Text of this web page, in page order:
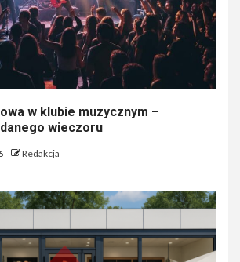
w klubie muzycznym –
wieczoru
Redakcja